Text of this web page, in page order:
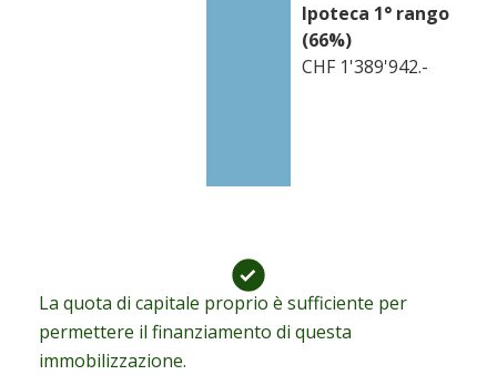
Ipoteca 1° rango
(66%)
CHF 1'389'942.-
La quota di capitale proprio è sufficiente per
permettere il finanziamento di questa
immobilizzazione.